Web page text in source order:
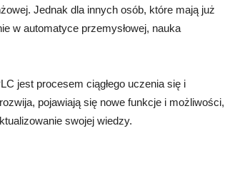
Jednak dla innych osób, które mają już
w automatyce przemysłowej, nauka
jest procesem ciągłego uczenia się i
pojawiają się nowe funkcje i możliwości,
swojej wiedzy.